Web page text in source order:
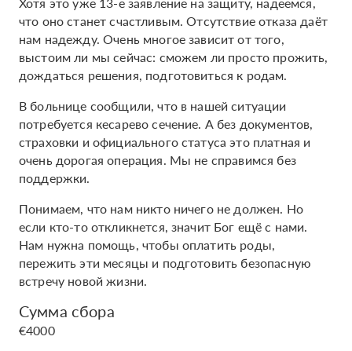
что оно станет счастливым. Отсутствие отказа даёт
нам надежду. Очень многое зависит от того,
выстоим ли мы сейчас: сможем ли просто прожить,
дождаться решения, подготовиться к родам.
В больнице сообщили, что в нашей ситуации
потребуется кесарево сечение. А без документов,
страховки и официального статуса это платная и
очень дорогая операция. Мы не справимся без
поддержки.
Понимаем, что нам никто ничего не должен. Но
если кто-то откликнется, значит Бог ещё с нами.
Нам нужна помощь, чтобы оплатить роды,
пережить эти месяцы и подготовить безопасную
встречу новой жизни.
Сумма сбора
€4000